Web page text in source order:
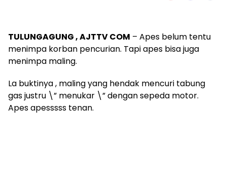
TULUNGAGUNG , AJTTV COM – Apes belum tentu
menimpa korban pencurian. Tapi apes bisa juga
menimpa maling.
La buktinya , maling yang hendak mencuri tabung
gas justru \” menukar \” dengan sepeda motor.
Apes apesssss tenan.